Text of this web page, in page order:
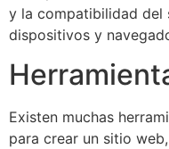
y la compatibilidad
dispositivos y
Existen muchas
para crear un sitio